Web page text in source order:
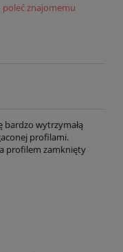
poleć znajomemu
bardzo wytrzymałą
profilami.
profilem zamknięty